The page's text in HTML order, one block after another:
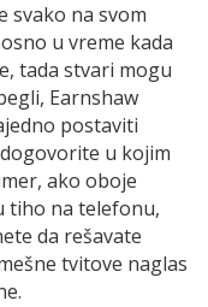
svako na svom
u vreme kada
tada stvari mogu
Earnshaw
postaviti
u kojim
ako oboje
tiho na telefonu,
da rešavate
tvitove naglas